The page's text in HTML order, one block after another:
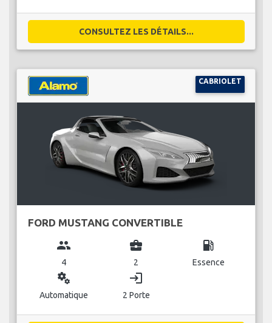
CONSULTEZ LES DÉTAILS...
CABRIOLET
FORD MUSTANG CONVERTIBLE
group
4
business_center
2
local_gas_station
Essence
miscellaneous_services
Automatique
login
2 Porte